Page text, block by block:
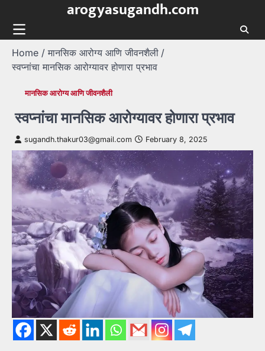
content
arogyasugandh.com
Home
मानसिक आरोग्य आणि जीवनशैली
स्वप्नांचा मानसिक आरोग्यावर होणारा प्रभाव
मानसिक आरोग्य आणि जीवनशैली
स्वप्नांचा मानसिक आरोग्यावर होणारा प्रभाव
sugandh.thakur03@gmail.com February 8, 2025